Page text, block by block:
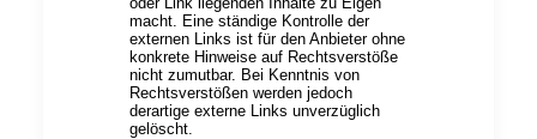
macht. Eine ständige Kontrolle der
externen Links ist für den Anbieter ohne
konkrete Hinweise auf Rechtsverstöße
nicht zumutbar. Bei Kenntnis von
Rechtsverstößen werden jedoch
derartige externe Links unverzüglich
gelöscht.